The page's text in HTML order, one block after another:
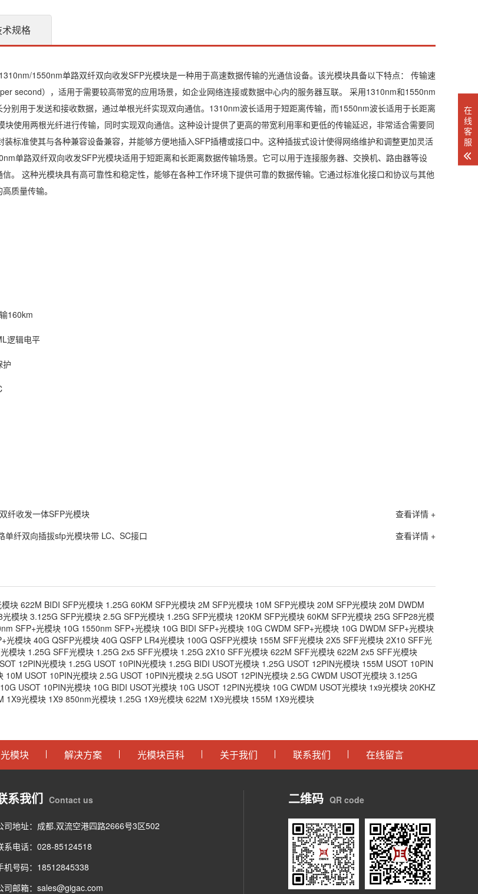
术规格
1550nm单路双纤双向收发SFP光模块是一种用于高速数据传输的光通信设备。该光模块具备以下特点： 传输速
second），适用于需要较高带宽的应用场景，如企业网络连接或数据中心内的服务器互联。 采用1310nm和1550nm
别用于发送和接收数据，通过单根光纤实现双向通信。1310nm波长适用于短距离传输，而1550nm波长适用于长距离
块使用两根光纤进行传输，同时实现双向通信。这种设计提供了更高的带宽利用率和更低的传输延迟，非常适合需要同
装标准使其与各种兼容设备兼容，并能够方便地插入SFP插槽或接口中。这种插拔式设计使得网络维护和调整更加灵活
单路双纤双向收发SFP光模块适用于短距离和长距离数据传输场景。它可以用于连接服务器、交换机、路由器等设
。 这种光模块具有高可靠性和稳定性，能够在各种工作环境下提供可靠的数据传输。它通过标准化接口和协议与其他
质量传输。
160km
逻辑电平
护
查看详情 +
纤收发一体SFP光模块
查看详情 +
单纤双向插拔sfp光模块带 LC、SC接口
块 622M BIDI SFP光模块 1.25G 60KM SFP光模块 2M SFP光模块 10M SFP光模块 20M SFP光模块 20M DWDM
光模块3.125G SFP光模块 2.5G SFP光模块 1.25G SFP光模块 120KM SFP光模块 60KM SFP光模块 25G SFP28光模
SFP+光模块 10G 1550nm SFP+光模块 10G BIDI SFP+光模块 10G CWDM SFP+光模块 10G DWDM SFP+光模块
光模块 40G QSFP光模块 40G QSFP LR4光模块 100G QSFP光模块 155M SFF光模块 2X5 SFF光模块 2X10 SFF光
模块 1.25G SFF光模块 1.25G 2x5 SFF光模块 1.25G 2X10 SFF光模块 622M SFF光模块 622M 2x5 SFF光模块
12PIN光模块 1.25G USOT 10PIN光模块 1.25G BIDI USOT光模块 1.25G USOT 12PIN光模块 155M USOT 10PIN
10M USOT 10PIN光模块 2.5G USOT 10PIN光模块 2.5G USOT 12PIN光模块 2.5G CWDM USOT光模块 3.125G
10G USOT 10PIN光模块 10G BIDI USOT光模块 10G USOT 12PIN光模块 10G CWDM USOT光模块 1x9光模块 20KHZ
1X9光模块 1X9 850nm光模块 1.25G 1X9光模块 622M 1X9光模块 155M 1X9光模块
模块 解决方案 光模块百科 关于我们 联系我们 在线留言
系我们 Contact us
司地址：成都.双流空港四路2666号3区502
系电话：028-85124518
机号码：18512845338
司邮箱：sales@gigac.com
二维码 QR code
在
线
客
服